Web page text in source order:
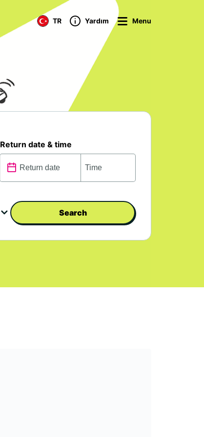
TR Yardım Menu
Return date & time
Search